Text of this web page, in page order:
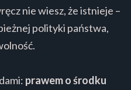
nie wiesz, że istnieje –
polityki państwa,
prawem o środku